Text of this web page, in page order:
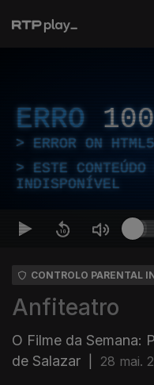
ERRO 100
ERROR ON
ESTE
INDISPONÍVEL
CONTROLO PARENTAL
Anfiteatro
O Filme da Semana:
de Salazar
28 mai.